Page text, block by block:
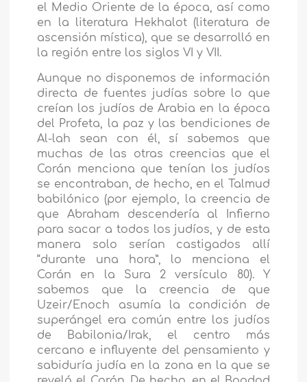
el Medio Oriente de la época, así como
en la literatura Hekhalot (literatura de
ascensión mística), que se desarrolló en
la región entre los siglos VI y VII.
Aunque no disponemos de información
directa de fuentes judías sobre lo que
creían los judíos de Arabia en la época
del Profeta, la paz y las bendiciones de
Al-lah sean con él, sí sabemos que
muchas de las otras creencias que el
Corán menciona que tenían los judíos
se encontraban, de hecho, en el Talmud
babilónico (por ejemplo, la creencia de
que Abraham descendería al Infierno
para sacar a todos los judíos, y de esta
manera solo serían castigados allí
“durante una hora”, lo menciona el
Corán en la Sura 2 versículo 80). Y
sabemos que la creencia de que
Uzeir/Enoch asumía la condición de
superángel era común entre los judíos
de Babilonia/Irak, el centro más
cercano e influyente del pensamiento y
sabiduría judía en la zona en la que se